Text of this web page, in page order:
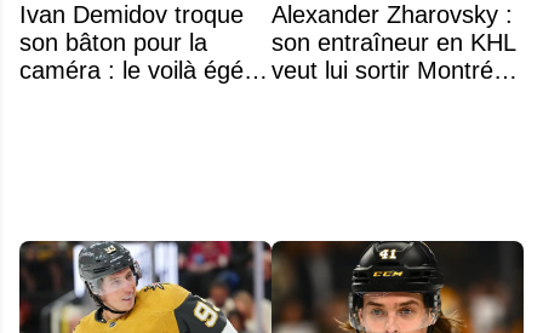
Ivan Demidov troque
son bâton pour la
caméra : le voilà égérie
Alexander Zharovsky :
son entraîneur en KHL
veut lui sortir Montréal